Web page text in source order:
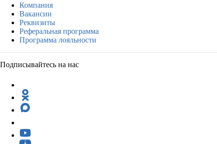
Компания
Вакансии
Реквизиты
Реферальная программа
Программа лояльности
Подписывайтесь на нас